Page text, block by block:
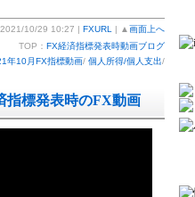
2021/10/29 10:27 | FXURL | ▲ 画面上へ
TOP： FX経済指標発表時動画ブログ
年10月FX指標動画/ 個人所得/個人支出/
指標発表時のFX動画